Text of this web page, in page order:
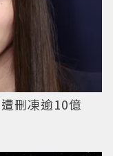
刪凍逾10億